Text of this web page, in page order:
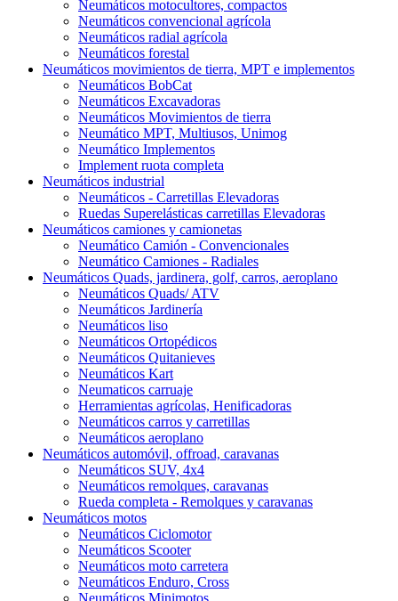
Neumáticos motocultores, compactos
Neumáticos convencional agrícola
Neumáticos radial agrícola
Neumáticos forestal
Neumáticos movimientos de tierra, MPT e implementos
Neumáticos BobCat
Neumáticos Excavadoras
Neumáticos Movimientos de tierra
Neumático MPT, Multiusos, Unimog
Neumático Implementos
Implement ruota completa
Neumáticos industrial
Neumáticos - Carretillas Elevadoras
Ruedas Superelásticas carretillas Elevadoras
Neumáticos camiones y camionetas
Neumático Camión - Convencionales
Neumático Camiones - Radiales
Neumáticos Quads, jardinera, golf, carros, aeroplano
Neumáticos Quads/ ATV
Neumáticos Jardinería
Neumáticos liso
Neumáticos Ortopédicos
Neumáticos Quitanieves
Neumáticos Kart
Neumaticos carruaje
Herramientas agrícolas, Henificadoras
Neumáticos carros y carretillas
Neumáticos aeroplano
Neumáticos automóvil, offroad, caravanas
Neumáticos SUV, 4x4
Neumáticos remolques, caravanas
Rueda completa - Remolques y caravanas
Neumáticos motos
Neumáticos Ciclomotor
Neumáticos Scooter
Neumáticos moto carretera
Neumáticos Enduro, Cross
Neumáticos Minimotos